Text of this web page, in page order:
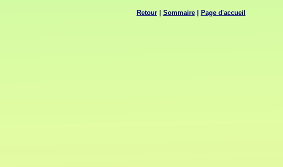
Retour| Sommaire| Page d'accueil